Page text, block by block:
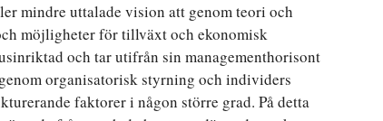
mindre uttalade vision att genom teori och
möjligheter för tillväxt och ekonomisk
och tar utifrån sin managementhorisont
organisatorisk styrning och individers
faktorer i någon större grad. På detta